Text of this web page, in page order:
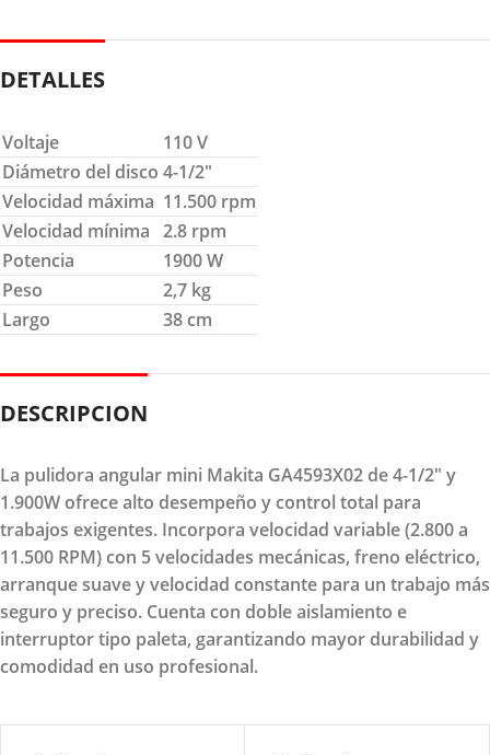
DETALLES
Voltaje
110 V
Diámetro del disco 4-1/2″
Velocidad máxima 11.500 rpm
Velocidad mínima 2.8 rpm
Potencia
1900 W
Peso
2,7 kg
Largo
38 cm
DESCRIPCION
La pulidora angular mini Makita GA4593X02 de 4-1/2" y
1.900W ofrece alto desempeño y control total para
trabajos exigentes. Incorpora velocidad variable (2.800 a
11.500 RPM) con 5 velocidades mecánicas, freno eléctrico,
arranque suave y velocidad constante para un trabajo más
seguro y preciso. Cuenta con doble aislamiento e
interruptor tipo paleta, garantizando mayor durabilidad y
comodidad en uso profesional.